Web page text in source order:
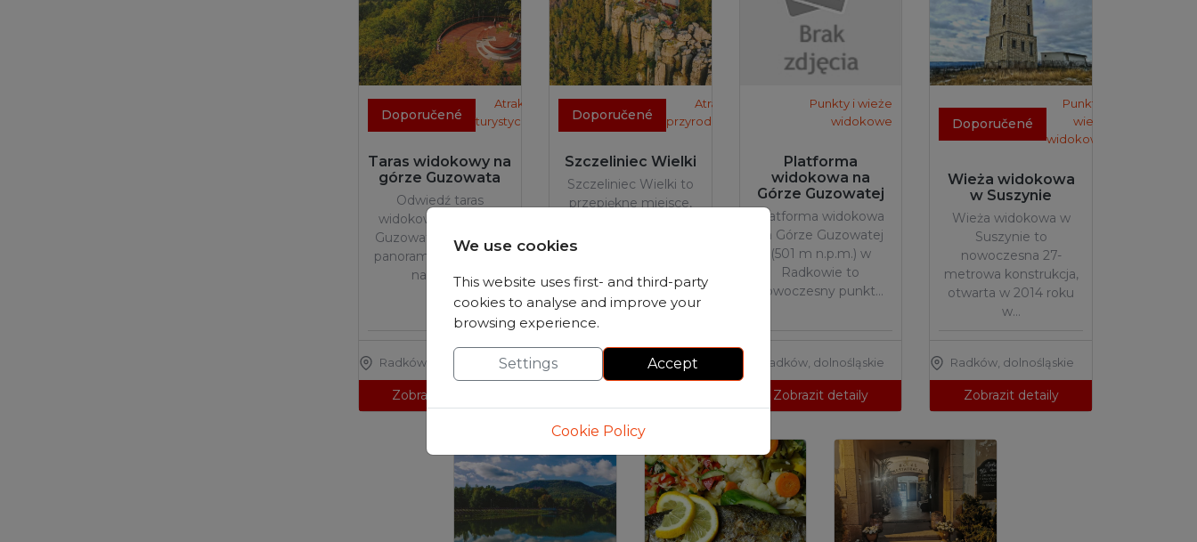
Doporučené
Atrakcje
turystyczne
Taras widokowy na
górze Guzowata
Odwiedź taras
widokowy na Górze
Guzowata i podziwiaj
panoramiczne widoki
na Góry…
Radków dolnośląskie
Zobrazit detaily
Doporučené
Atrakcje
przyrodnicze
Szczeliniec Wielki
Szczeliniec Wielki to
przepiękne miejsce,
prezentuje swoje
dolnośląskie
Punkty i wieże
widokowe
Platforma
widokowa na
Górze Guzowatej
Platforma widokowa
na Górze Guzowatej
(501 m n.p.m.) w
Radkowie to
nowoczesny punkt…
Radków, dolnośląskie
Zobrazit detaily
Doporučené
Punkty i
wieże
widokowe
Wieża widokowa
w Suszynie
Wieża widokowa w
Suszynie to
nowoczesna 27-
metrowa konstrukcja,
otwarta w 2014 roku
w…
Radków, dolnośląskie
Zobrazit detaily
We use cookies
This website uses first- and third-party
cookies to analyse and improve your
browsing experience.
Settings Accept
Cookie Policy